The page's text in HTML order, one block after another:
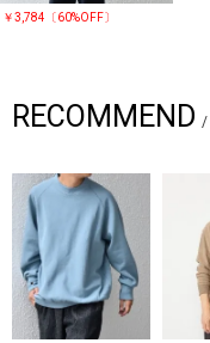
￥3,784〔60%OFF〕
RECOMMEND /